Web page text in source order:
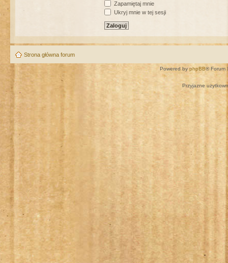
Zapamiętaj mnie
Ukryj mnie w tej sesji
Strona główna forum
Powered by phpBB® Forum
Przyjazne